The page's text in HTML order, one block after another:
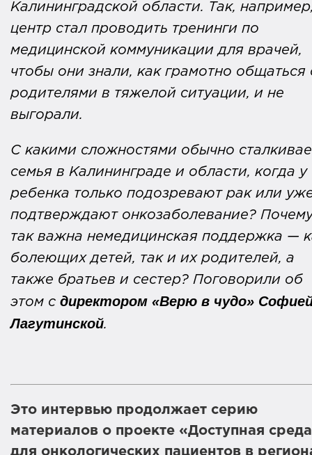
Калининградской области. Так,
центр стал проводить тренинги по
медицинской коммуникации для врачей,
чтобы они знали, как грамотно общаться
родителями в тяжелой ситуации, и не
выгорали.
С какими сложностями обычно
семья в Калининграде и области, когда у
ребенка только подозревают рак или
подтверждают онкозаболевание?
так важна немедицинская поддержка —
болеющих детей, так и их родителей, а
также братьев и сестер? Поговорили об
этом с директором «Верю в чудо»
Лагутинской.
Это интервью продолжает серию
материалов о проекте «Доступная среда
для онкологических пациентов в